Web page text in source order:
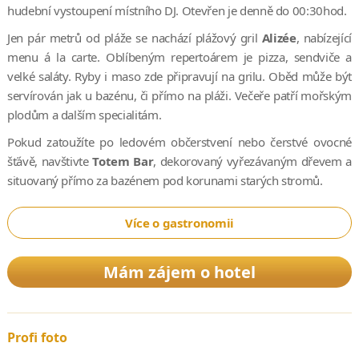
hudební vystoupení místního DJ. Otevřen je denně do 00:30hod.
Jen pár metrů od pláže se nachází plážový gril Alizée, nabízející
menu á la carte. Oblíbeným repertoárem je pizza, sendviče a
velké saláty. Ryby i maso zde připravují na grilu. Oběd může být
servírován jak u bazénu, či přímo na pláži. Večeře patří mořským
plodům a dalším specialitám.
Pokud zatoužíte po ledovém občerstvení nebo čerstvé ovocné
šťávě, navštivteTotem Bar, dekorovaný vyřezávaným dřevem a
situovaný přímo za bazénem pod korunami starých stromů.
Více o gastronomii
Mám zájem o hotel
Profi foto